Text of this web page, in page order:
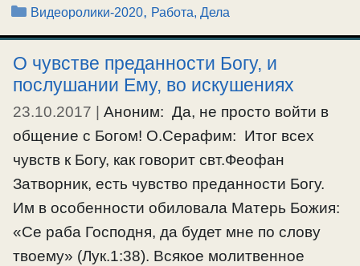
Рубрики
Видеоролики-2020, Работа, Дела
О чувстве преданности Богу, и
послушании Ему, во искушениях
23.10.2017
Аноним: Да, не просто войти в
общение с Богом! О.Серафим: Итог всех
чувств к Богу, как говорит свт.Феофан
Затворник, есть чувство преданности Богу.
Им в особенности обиловала Матерь Божия:
«Се раба Господня, да будет мне по слову
твоему» (Лук.1:38). Всякое молитвенное